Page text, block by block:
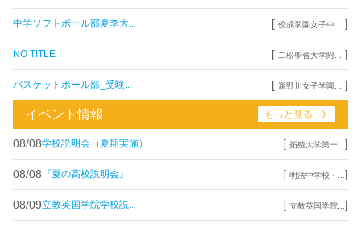
中学ソフトボール部夏季大... [ 佼成学園女子中... ]
NO TITLE [ 二松學舍大学附... ]
バスケットボール部_受験... [ 瀧野川女子学園... ]
イベント情報 もっと見る
08/08学校説明会（夏期実施） [ 拓殖大学第一... ]
08/08 『夏の高校説明会』 [ 明法中学校・... ]
08/09立教英国学院学校説... [ 立教英国学院... ]